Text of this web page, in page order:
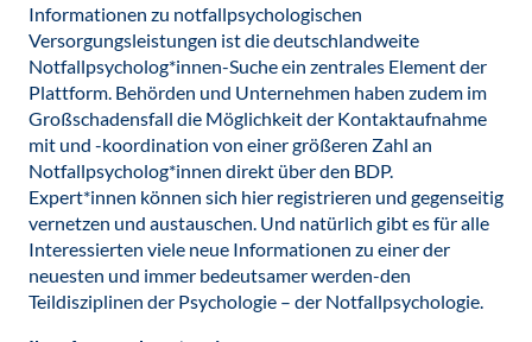
Informationen zu notfallpsychologischen
Versorgungsleistungen ist die deutschlandweite
Notfallpsycholog*innen-Suche ein zentrales Element der
Plattform. Behörden und Unternehmen haben zudem im
Großschadensfall die Möglichkeit der Kontaktaufnahme
mit und -koordination von einer größeren Zahl an
Notfallpsycholog*innen direkt über den BDP.
Expert*innen können sich hier registrieren und gegenseitig
vernetzen und austauschen. Und natürlich gibt es für alle
Interessierten viele neue Informationen zu einer der
neuesten und immer bedeutsamer werden-den
Teildisziplinen der Psychologie – der Notfallpsychologie.